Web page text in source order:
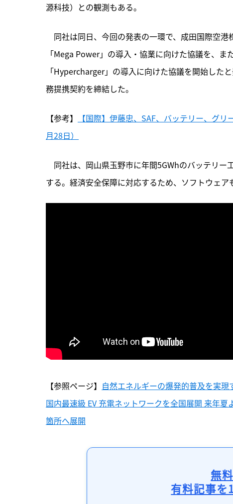
源科技）との観測もある。
同社は同日、今回の発表の一環で、成田国際空
「Mega Power」の導入・協業に向けた協議を、
「Hypercharger」の導入に向けた協議を開始した
務提携契約を締結した。
【参考】
【国際】伊藤忠、SAF、バッテリー、グ
月28日）
同社は、岡山県玉野市に年間5GWhのバッテリー
する。経済安全保障に対応するため、ソフトウェア
【参照ページ】 自然エネルギーの爆発的普及を実
国内最速級 EV 充電ネットワークを全国展開 来年
箇所へ展開
無
有料記事を